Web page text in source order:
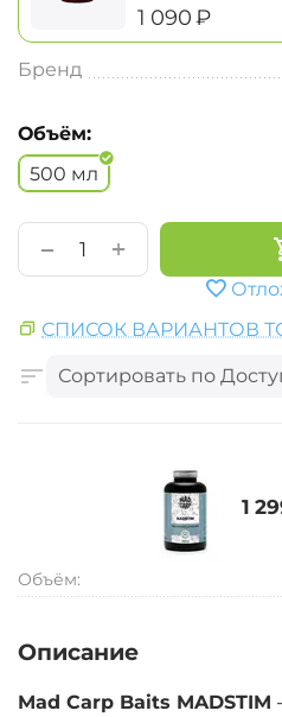
‍1 090‍₽
Бренд
Объём:
500 мл
+
−
СПИСОК ВАРИАНТОВ
Сортировать по
‍1
Объём:
Описание
Mad Carp Baits MADSTIM